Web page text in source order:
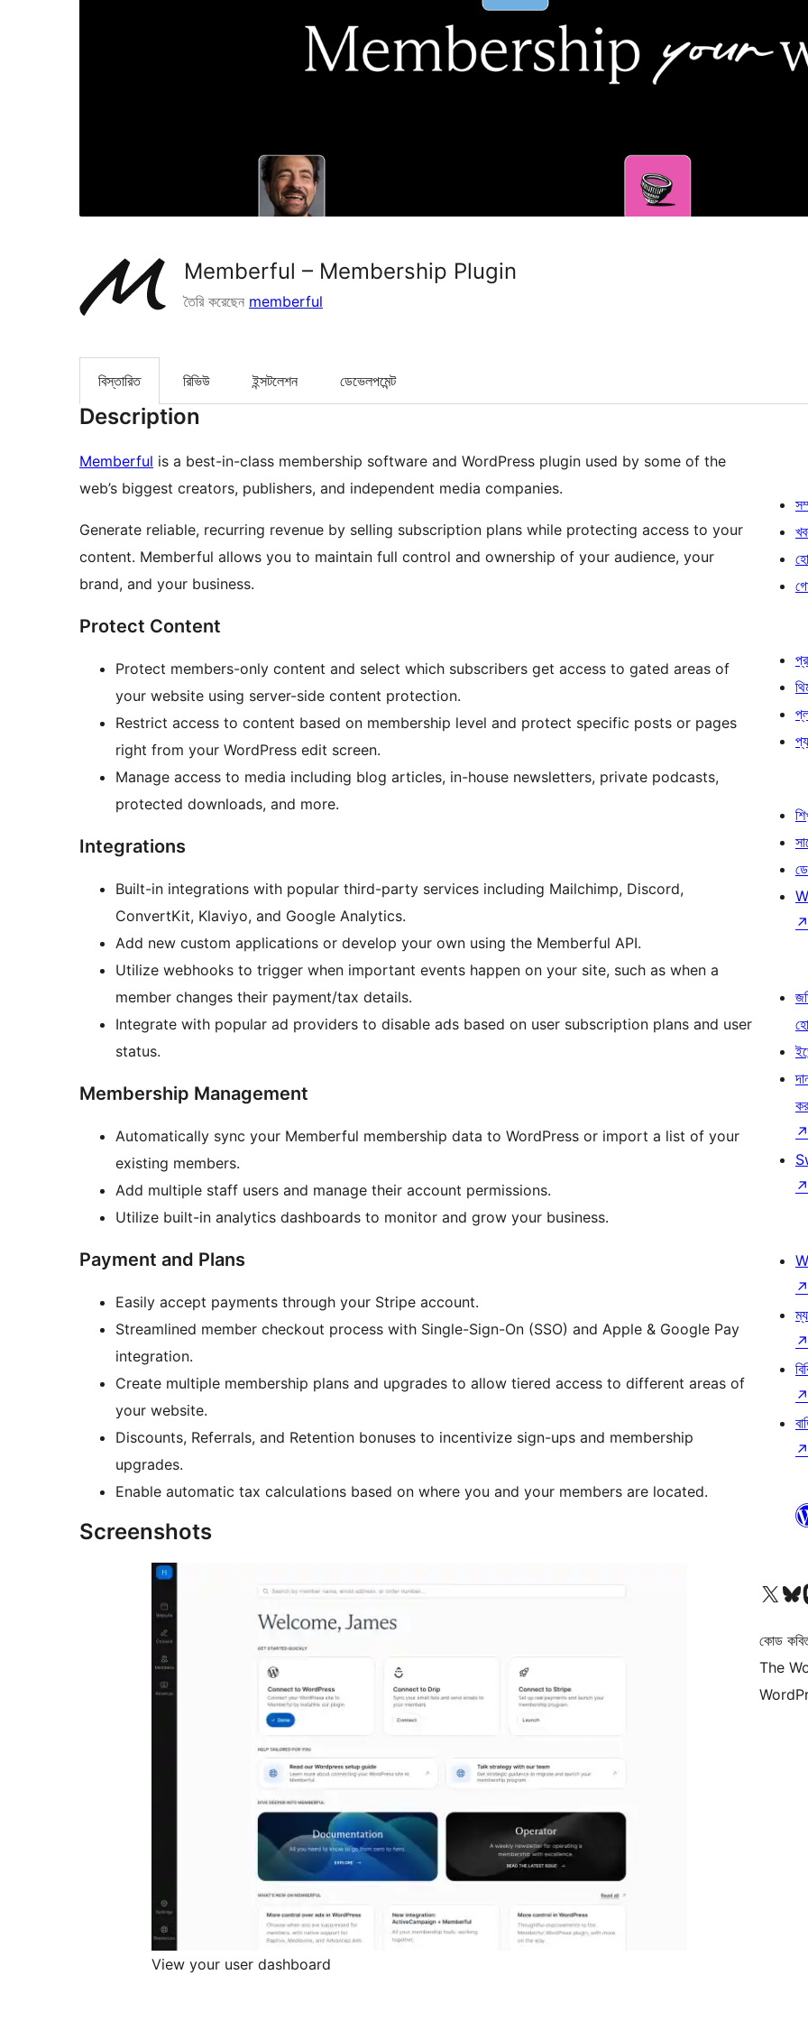
Memberful – Membership Plugin
তৈরি করেছেন memberful
বিস্তারিত রিভিউ ইন্সটলেশন ডেভেলপমেন্ট
Description
Memberful is a best-in-class membership software and WordPress plugin used by some of the
web’s biggest creators, publishers, and independent media companies.
Generate reliable, recurring revenue by selling subscription plans while protecting access to your
content. Memberful allows you to maintain full control and ownership of your audience, your
brand, and your business.
Protect Content
Protect members-only content and select which subscribers get access to gated areas of
your website using server-side content protection.
Restrict access to content based on membership level and protect specific posts or pages
right from your WordPress edit screen.
Manage access to media including blog articles, in-house newsletters, private podcasts,
protected downloads, and more.
Integrations
Built-in integrations with popular third-party services including Mailchimp, Discord,
ConvertKit, Klaviyo, and Google Analytics.
Add new custom applications or develop your own using the Memberful API.
Utilize webhooks to trigger when important events happen on your site, such as when a
member changes their payment/tax details.
Integrate with popular ad providers to disable ads based on user subscription plans and user
status.
Membership Management
Automatically sync your Memberful membership data to WordPress or import a list of your
existing members.
Add multiple staff users and manage their account permissions.
Utilize built-in analytics dashboards to monitor and grow your business.
Payment and Plans
Easily accept payments through your Stripe account.
Streamlined member checkout process with Single-Sign-On (SSO) and Apple & Google Pay
integration.
Create multiple membership plans and upgrades to allow tiered access to different areas of
your website.
Discounts, Referrals, and Retention bonuses to incentivize sign-ups and membership
upgrades.
Enable automatic tax calculations based on where you and your members are located.
Screenshots
View your user dashboard
↗
↗
↗
↗
↗
↗
↗
আমাদের X (আগের টুইটার) অ্যাকাউন্টে যানআমাদের Bluesky
কোড
The